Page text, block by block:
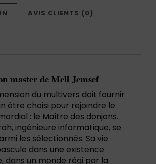
AVIS CLIENTS (0)
master de Mell Jemsef
du multivers doit fournir
être choisi pour rejoindre le
: le Maître des donjons.
ingénieure informatique, se
les sélectionnés. Sa vie
dans une existence
dans un monde régi par la